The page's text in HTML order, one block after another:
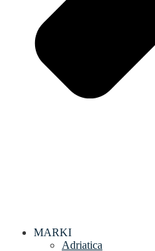
MARKI
Adriatica